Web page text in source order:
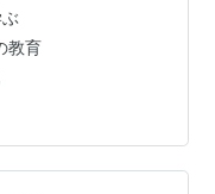
うございます。ル
【
あなたへ。土曜日
時間。今日は、例
教育